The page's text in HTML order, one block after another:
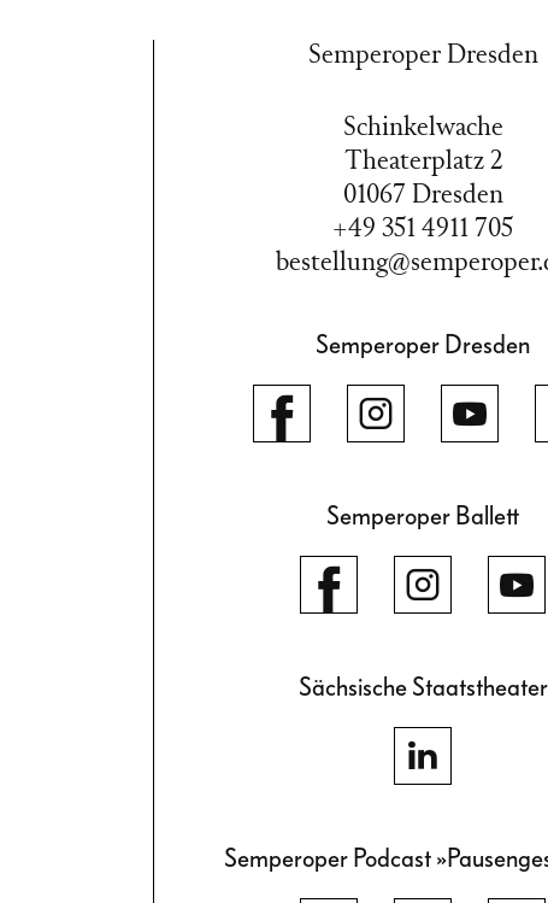
Semperoper Dresden
Schinkelwache
Theaterplatz 2
01067 Dresden
+49 351 4911 705
Semperoper Dresden
Semperoper Ballett
Sächsische Staatstheater
Semperoper Podcast